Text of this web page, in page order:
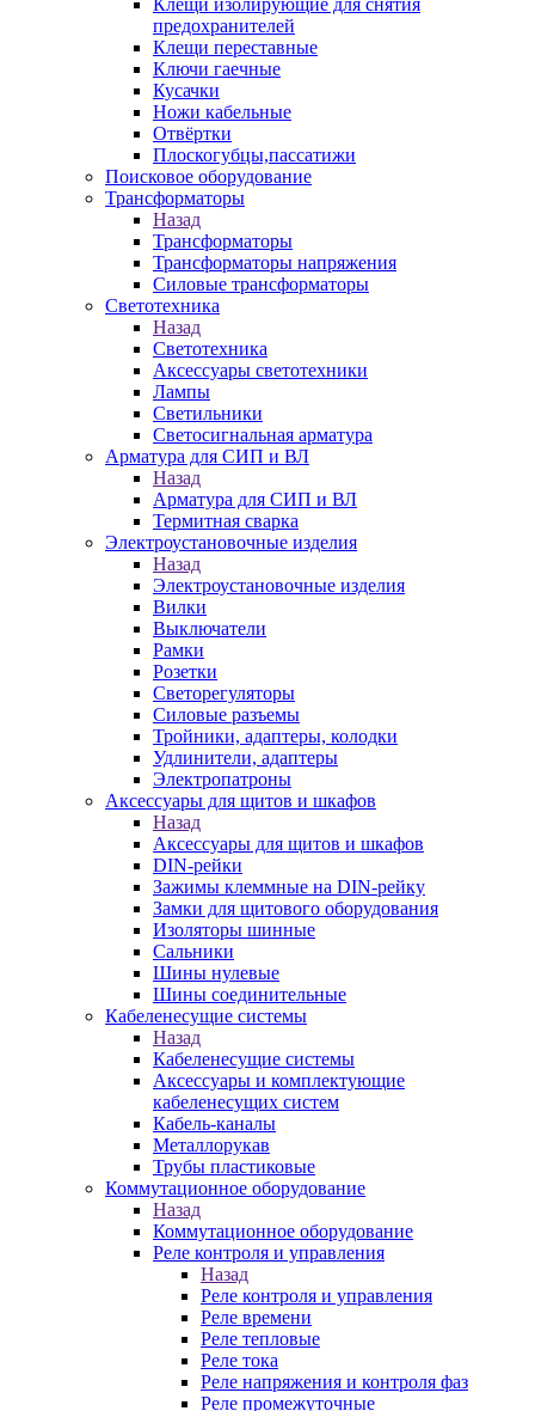
Клещи изолирующие для снятия
предохранителей
Клещи переставные
Ключи гаечные
Кусачки
Ножи кабельные
Отвёртки
Плоскогубцы,пассатижи
Поисковое оборудование
Трансформаторы
Назад
Трансформаторы
Трансформаторы напряжения
Силовые трансформаторы
Светотехника
Назад
Светотехника
Аксессуары светотехники
Лампы
Светильники
Светосигнальная арматура
Арматура для СИП и ВЛ
Назад
Арматура для СИП и ВЛ
Термитная сварка
Электроустановочные изделия
Назад
Электроустановочные изделия
Вилки
Выключатели
Рамки
Розетки
Светорегуляторы
Силовые разъемы
Тройники, адаптеры, колодки
Удлинители, адаптеры
Электропатроны
Аксессуары для щитов и шкафов
Назад
Аксессуары для щитов и шкафов
DIN-рейки
Зажимы клеммные на DIN-рейку
Замки для щитового оборудования
Изоляторы шинные
Сальники
Шины нулевые
Шины соединительные
Кабеленесущие системы
Назад
Кабеленесущие системы
Аксессуары и комплектующие
кабеленесущих систем
Кабель-каналы
Металлорукав
Трубы пластиковые
Коммутационное оборудование
Назад
Коммутационное оборудование
Реле контроля и управления
Назад
Реле контроля и управления
Реле времени
Реле тепловые
Реле тока
Реле напряжения и контроля фаз
Реле промежуточные